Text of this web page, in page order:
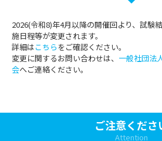
2026(令和8)年4月以降の開催回より、試験
施日程等が変更されます。
詳細はこちら をご確認ください。
変更に関するお問い合わせは、 一般社団法
会へご連絡ください。
ご注意くださ
Attention